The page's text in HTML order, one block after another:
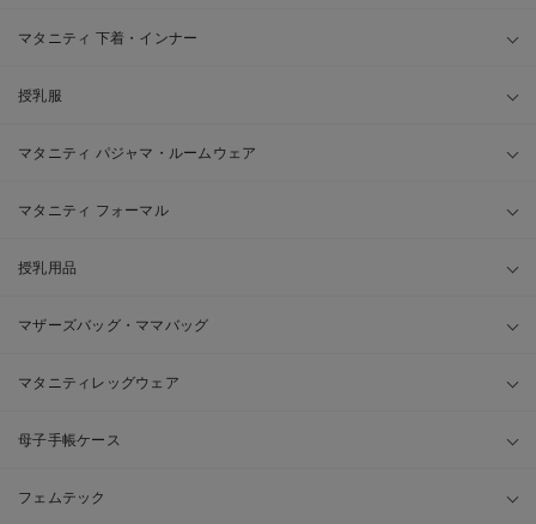
マタニティ 下着・インナー
授乳服
マタニティ パジャマ・ルームウェア
マタニティ フォーマル
授乳用品
マザーズバッグ・ママバッグ
マタニティレッグウェア
母子手帳ケース
フェムテック